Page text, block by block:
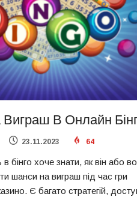
В Онлайн
23.11.2023 64
бінго хоче знати, як він або
шанси на виграш під час гри
Є багато стратегій,